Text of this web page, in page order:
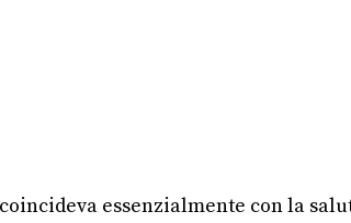
essenzialmente con la